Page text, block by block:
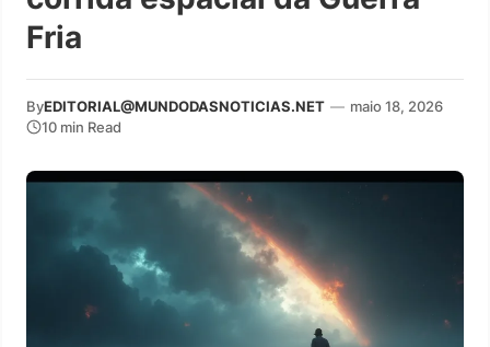
Fria
ByEDITORIAL@MUNDODASNOTICIAS.NET — maio 18, 2026
10 min Read